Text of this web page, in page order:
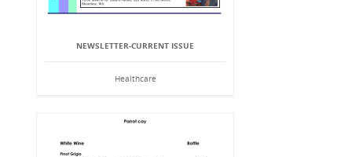
NEWSLETTER-CURRENT ISSUE
Healthcare